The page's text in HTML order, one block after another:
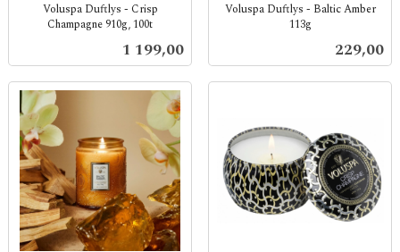
Voluspa Duftlys - Crisp
Champagne 910g, 100t
Pris
1 199,00
Voluspa Duftlys - Baltic Amber
113g
Pris
229,00